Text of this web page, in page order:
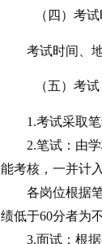
（四）考试
考试时间、
（五）考试
1.考试采取
2.笔试：由
能考核，一并计
各岗位根据
绩低于60分者为
3.面试：根